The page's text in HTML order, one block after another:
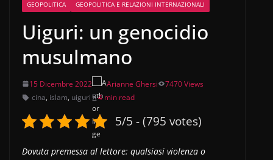
GEOPOLITICA GEOPOLITICA E RELAZIONI INTERNAZIONALI
Uiguri: un genocidio
musulmano
15 Dicembre 2022 Arianne Ghersi
7470 Views
cina, islam, uiguri 4 min read
5/5 - (795 votes)
Dovuta premessa al lettore: qualsiasi violenza o